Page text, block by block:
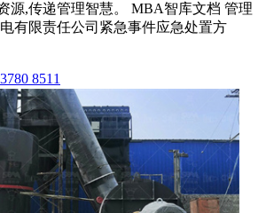
源,传递管理智慧。 MBA智库文档 管理
有限责任公司紧急事件应急处置方
8511